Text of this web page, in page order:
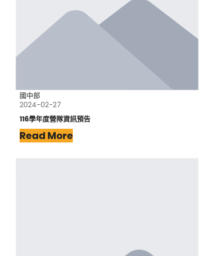
國中部
2024-02-27
116學年度營隊資訊預告
Read More